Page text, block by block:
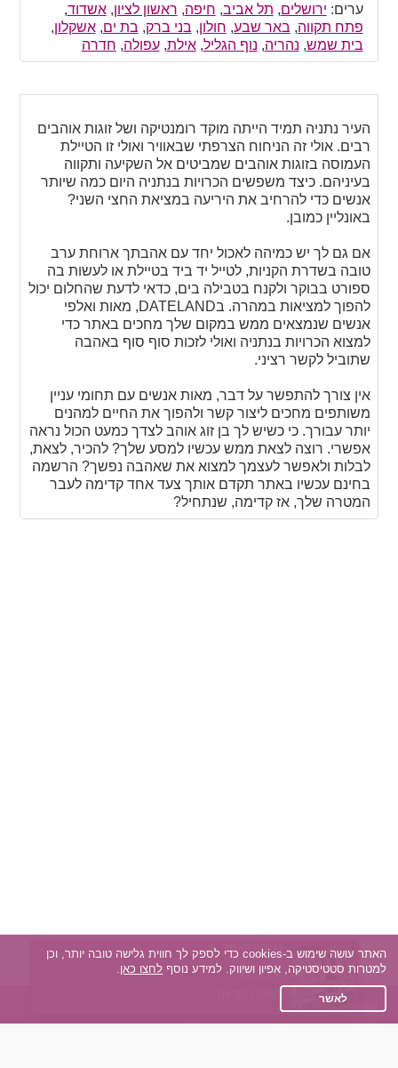
collapse
contents
ערים: ירושלים, תל אביב, חיפה, ראשון לציון,אשדוד,
פתח תקווה, באר שבע, חולון, בני ברק, בת ים,אשקלון,
בית שמש, נהריה, נוף הגליל,אילת,עפולה, חדרה
העיר נתניה תמיד הייתה מוקד רומנטיקה ושל זוגות אוהבים
רבים. אולי זה הניחוח הצרפתי שבאוויר ואולי זו הטיילת
העמוסה בזוגות אוהבים שמביטים אל השקיעה ותקווה
בעיניהם. כיצד משפשים הכרויות בנתניה היום כמה שיותר
אנשים כדי להרחיב את היריעה במציאת החצי השני?
באונליין כמובן.
אם גם לך יש כמיהה לאכול יחד עם אהבתך ארוחת ערב
טובה בשדרת הקניות, לטייל יד ביד בטיילת או לעשות בה
ספורט בבוקר ולקנח בטבילה בים, כדאי לדעת שהחלום יכול
להפוך למציאות במהרה. בDATELAND, מאות ואלפי
אנשים שנמצאים ממש במקום שלך מחכים באתר כדי
למצוא הכרויות בנתניה ואולי לזכות סוף סוף באהבה
שתוביל לקשר רציני.
אין צורך להתפשר על דבר, מאות אנשים עם תחומי עניין
משותפים מחכים ליצור קשר ולהפוך את החיים למהנים
יותר עבורך. כי כשיש לך בן זוג אוהב לצדך כמעט הכול נראה
אפשרי. רוצה לצאת ממש עכשיו למסע שלך? להכיר, לצאת,
לבלות ולאפשר לעצמך למצוא את שאהבה נפשך? הרשמה
בחינם עכשיו באתר תקדם אותך צעד אחד קדימה לעבר
המטרה שלך, אז קדימה, שנתחיל?
אפליקציית הכרויות
האתר עושה שימוש ב-cookies כדי לספק לך חווית גלישה טובה יותר, וכן
למטרות סטטיסטיקה, אפיון ושיווק. למידע נוסף לחצו כאן.
לאשר
נכנסה לאתר
מיכל, 41
מיטל פז, 42
Meir, 47
איתי, 20
דורין, 28
שולמית, 67
Juan, 45
לינור, 37
שירה, 55
yair, 31